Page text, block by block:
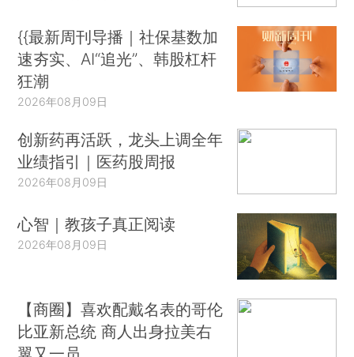
{{最新周刊导播｜社保基数加
速夯实、AI“追光”、韩股杠杆
狂潮
2026年08月09日
创新药再活跃，龙头上调全年
业绩指引｜医药股周报
2026年08月09日
心智｜教孩子真正阅读
2026年08月09日
【商圈】喜欢配戴名表的哥伦
比亚新总统 商人出身拉美右